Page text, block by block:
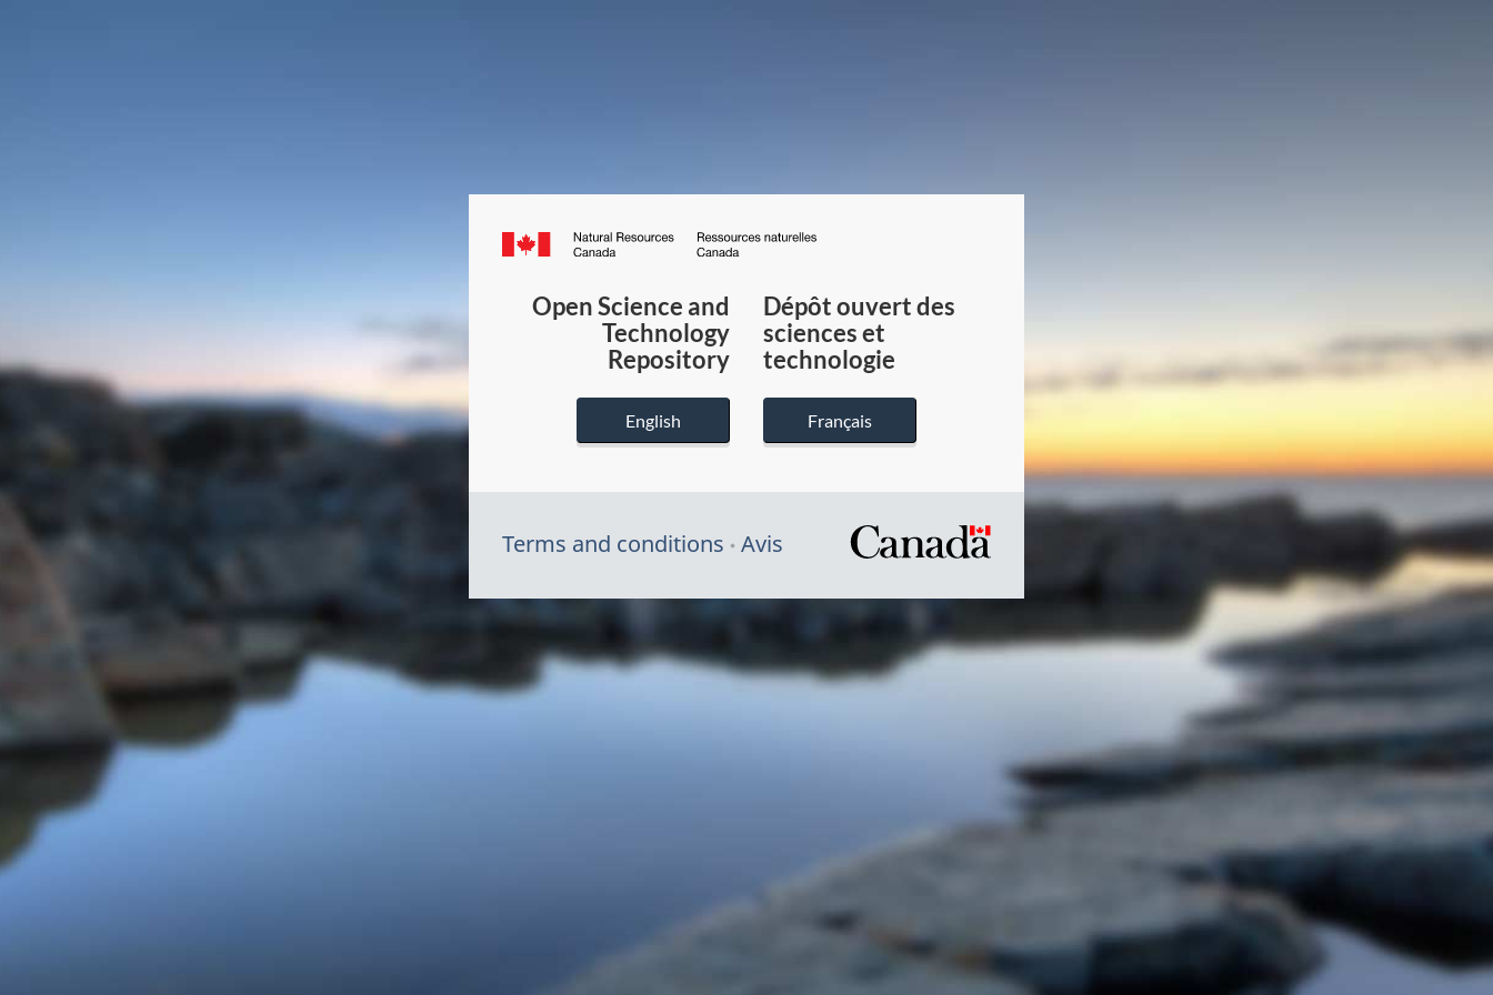
Canada.ca
du
Canada
Open Science and
Technology
Repository
English
Dépôt ouvert des
sciences et
technologie
Français
Terms and conditions Avis
/
Symbole
gouvernement